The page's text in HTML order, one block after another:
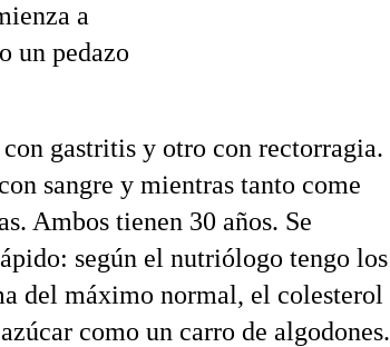
a
un pedazo
gastritis y otro con rectorragia.
sangre y mientras tanto come
Ambos tienen 30 años. Se
según el nutriólogo tengo los
del máximo normal, el colesterol
como un carro de algodones.